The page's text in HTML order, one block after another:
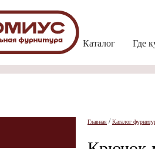
Каталог Где
Главная /Каталог